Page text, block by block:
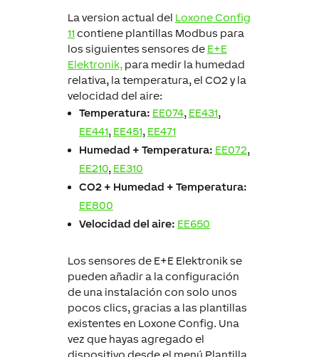
La version actual del Loxone Config
11 contiene plantillas Modbus para
los siguientes sensores de E+E
Elektronik, para medir la humedad
relativa, la temperatura, el CO2 y la
velocidad del aire:
Temperatura: EE074, EE431,
EE441, EE451, EE471
Humedad + Temperatura: EE072,
EE210, EE310
CO2 + Humedad + Temperatura:
EE800
Velocidad del aire: EE650
Los sensores de E+E Elektronik se
pueden añadir a la configuración
de una instalación con solo unos
pocos clics, gracias a las plantillas
existentes en Loxone Config. Una
vez que hayas agregado el
dispositivo desde el menú Plantilla